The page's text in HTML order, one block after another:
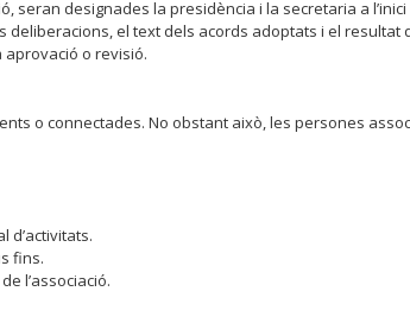
seran designades la presidència i la secretaria a
deliberacions, el text dels acords adoptats i el resultat
aprovació o revisió.
o connectades. No obstant això, les persones
d’activitats.
fins.
l’associació.